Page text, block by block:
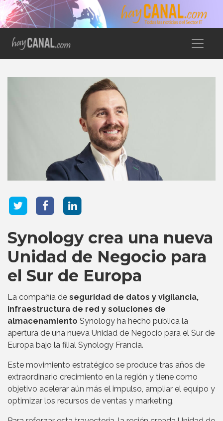
Synology crea una nueva
Unidad de Negocio para
el Sur de Europa
La compañía de seguridad de datos y vigilancia,
infraestructura de red y soluciones de
almacenamiento Synology ha hecho pública la
apertura de una nueva Unidad de Negocio para el Sur de
Europa bajo la filial Synology Francia.
Este movimiento estratégico se produce tras años de
extraordinario crecimiento en la región y tiene como
objetivo acelerar aún más el impulso, ampliar el equipo y
optimizar los recursos de ventas y marketing.